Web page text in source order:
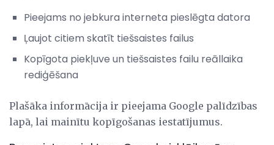
Pieejams no jebkura interneta pieslēgta datora
Ļaujot citiem skatīt tiešsaistes failus
Kopīgota piekļuve un tiešsaistes failu reāllaika
rediģēšana
Plašāka informācija ir pieejama Google palīdzības
lapā, lai mainītu kopīgošanas iestatījumus.